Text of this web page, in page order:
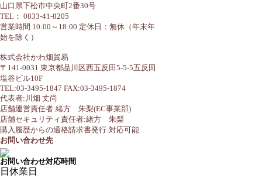
山口県下松市中央町2番30号
TEL： 0833-41-8205
営業時間 10:00～18:00 定休日：無休（年末年
始を除く）
株式会社かわ畑貿易
〒141-0031 東京都品川区西五反田5-5-5五反田
塩谷ビル10F
TEL:03-3495-1847 FAX:03-3495-1874
代表者:川畑 丈尚
店舗運営責任者:緒方 朱梨(EC事業部)
店舗セキュリティ責任者:緒方 朱梨
購入履歴からの適格請求書発行:対応可能
お問い合わせ先
お問い合わせ対応時間
日 休業日